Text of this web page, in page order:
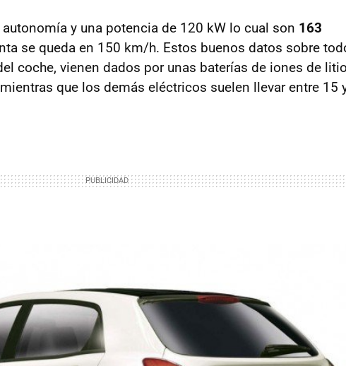
autonomía y una potencia de 120 kW lo cual son 163
se queda en 150 km/h. Estos buenos datos sobre
coche, vienen dados por unas baterías de iones de
mientras que los demás eléctricos suelen llevar entre 15